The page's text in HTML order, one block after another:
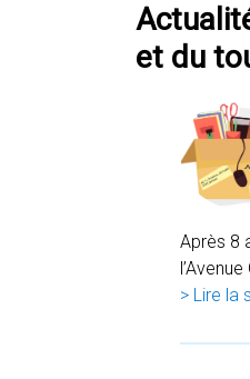
et du
Après 8
> Lire la